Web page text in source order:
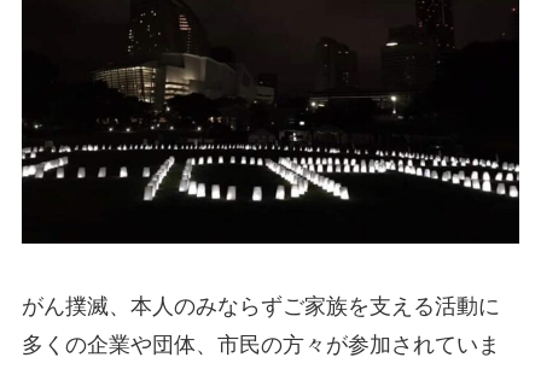
がん撲滅、本人のみならずご家族を支える活動に
多くの企業や団体、市民の方々が参加されていま